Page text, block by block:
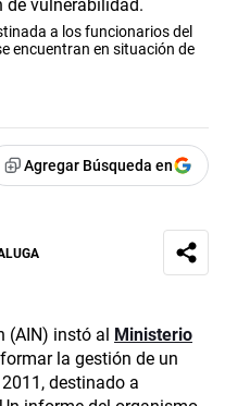
a los funcionarios del
encuentran en situación de
Agregar Búsqueda en
(AIN) instó al Ministerio
la gestión de un
destinado a